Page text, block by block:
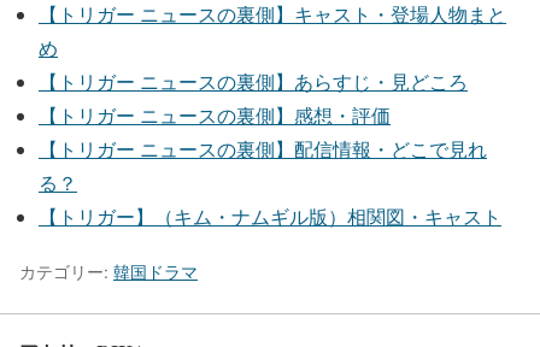
【トリガー ニュースの裏側】キャスト・登場人物まと
め
【トリガー ニュースの裏側】あらすじ・見どころ
【トリガー ニュースの裏側】感想・評価
【トリガー ニュースの裏側】配信情報・どこで見れ
る？
【トリガー】（キム・ナムギル版）相関図・キャスト
カテゴリー: 韓国ドラマ